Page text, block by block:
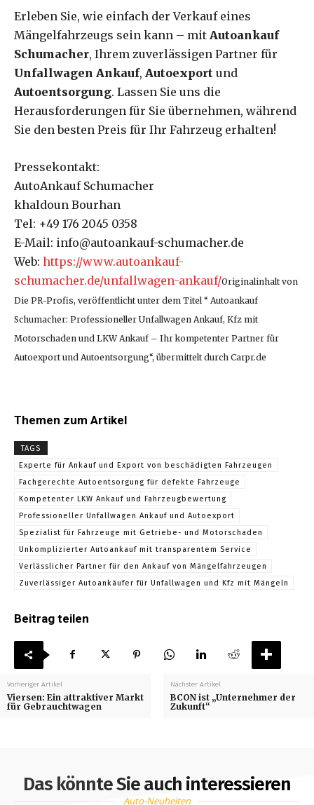
Erleben Sie, wie einfach der Verkauf eines
Mängelfahrzeugs sein kann – mit Autoankauf
Schumacher, Ihrem zuverlässigen Partner für
Unfallwagen Ankauf, Autoexport und
Autoentsorgung. Lassen Sie uns die
Herausforderungen für Sie übernehmen, während
Sie den besten Preis für Ihr Fahrzeug erhalten!
Pressekontakt:
AutoAnkauf Schumacher
khaldoun Bourhan
Tel: +49 176 2045 0358
E-Mail: info@autoankauf-schumacher.de
Web: https://www.autoankauf-
schumacher.de/unfallwagen-ankauf/Originalinhalt von
Die PR-Profis, veröffentlicht unter dem Titel “ Autoankauf
Schumacher: Professioneller Unfallwagen Ankauf, Kfz mit
Motorschaden und LKW Ankauf – Ihr kompetenter Partner für
Autoexport und Autoentsorgung“, übermittelt durch Carpr.de
Themen zum Artikel
TAGS
Experte für Ankauf und Export von beschädigten Fahrzeugen
Fachgerechte Autoentsorgung für defekte Fahrzeuge
Kompetenter LKW Ankauf und Fahrzeugbewertung
Professioneller Unfallwagen Ankauf und Autoexport
Spezialist für Fahrzeuge mit Getriebe- und Motorschaden
Unkomplizierter Autoankauf mit transparentem Service
Verlässlicher Partner für den Ankauf von Mängelfahrzeugen
Zuverlässiger Autoankäufer für Unfallwagen und Kfz mit Mängeln
Beitrag teilen
Vorheriger Artikel
Viersen: Ein attraktiver Markt
für Gebrauchtwagen
Nächster Artikel
BCON ist „Unternehmer der
Zukunft“
Das könnte Sie auch interessieren
Auto-Neuheiten